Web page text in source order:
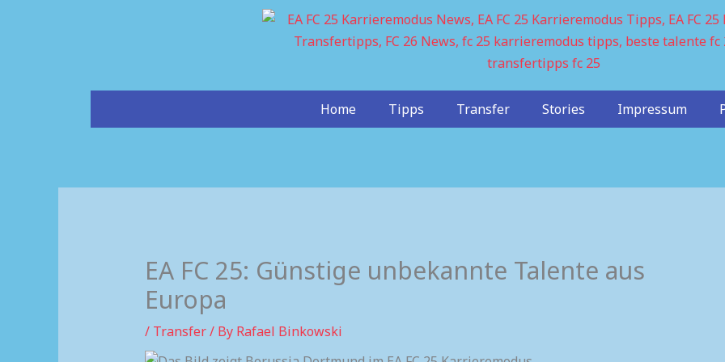
Home Tipps Transfer Stories Impressum
EA FC 25: Günstige unbekannte Talente aus
Europa
/ Transfer/ By Rafael Binkowski